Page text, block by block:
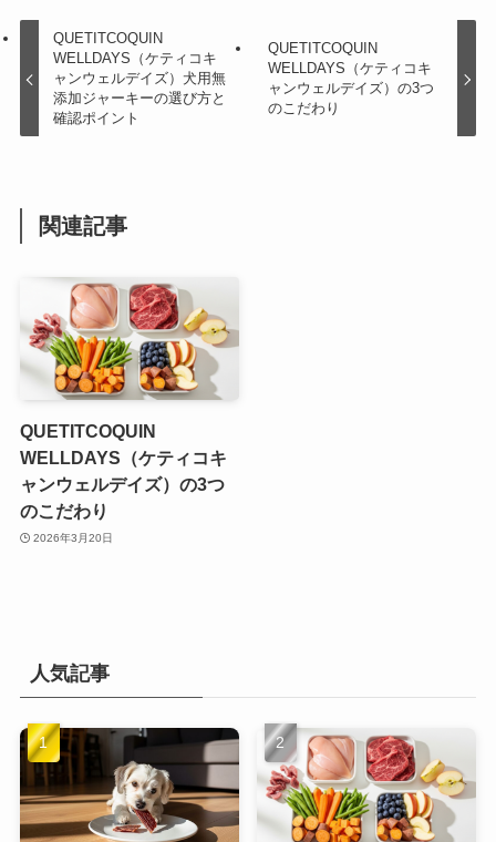
QUETITCOQUIN
WELLDAYS（ケティコキ
ャンウェルデイズ）犬用無
添加ジャーキーの選び方と
確認ポイント
QUETITCOQUIN
WELLDAYS（ケティコキ
ャンウェルデイズ）の3つ
のこだわり
関連記事
QUETITCOQUIN
WELLDAYS（ケティコキ
ャンウェルデイズ）の3つ
のこだわり
2026年3月20日
人気記事